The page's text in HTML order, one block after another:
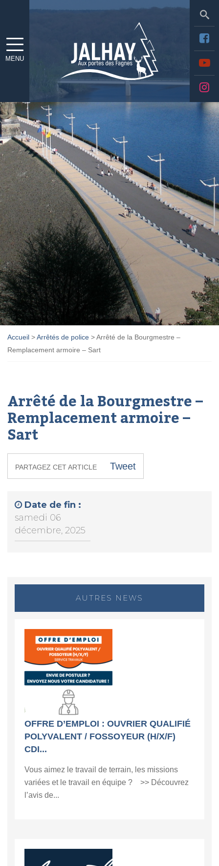
MENU
Accueil >Arrêtés de police >Arrêté de la Bourgmestre –
Remplacement armoire – Sart
Arrêté de la Bourgmestre –
Remplacement armoire –
Sart
PARTAGEZ CET ARTICLE Tweet
Date de fin :
samedi 06
décembre, 2025
AUTRES NEWS
OFFRE D’EMPLOI : OUVRIER QUALIFIÉ
POLYVALENT / FOSSOYEUR (H/X/F)
CDI...
Vous aimez le travail de terrain, les missions
variées et le travail en équipe ? >> Découvrez
l’avis de...